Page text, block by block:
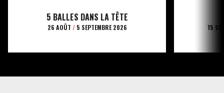
5 BALLES DANS LA TÊTE
26 AOÛT /5 SEPTEMBRE 2026 15